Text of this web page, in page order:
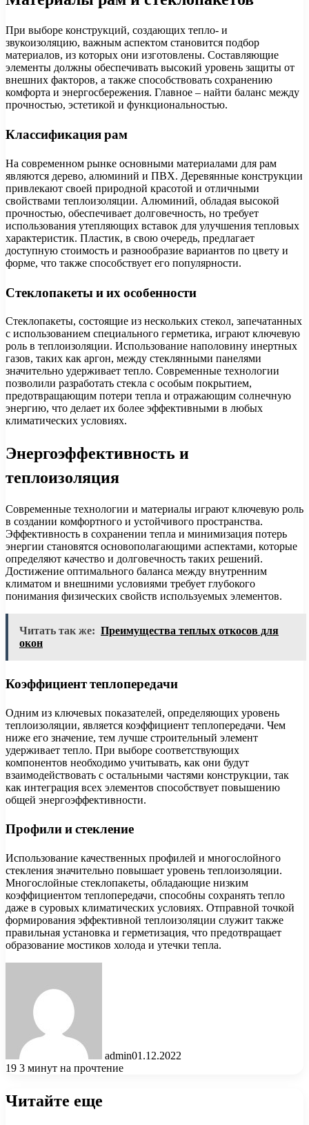
При выборе конструкций, создающих тепло- и
звукоизоляцию, важным аспектом становится подбор
материалов, из которых они изготовлены. Составляющие
элементы должны обеспечивать высокий уровень защиты от
внешних факторов, а также способствовать сохранению
комфорта и энергосбережения. Главное – найти баланс между
прочностью, эстетикой и функциональностью.
Классификация рам
На современном рынке основными материалами для рам
являются дерево, алюминий и ПВХ. Деревянные конструкции
привлекают своей природной красотой и отличными
свойствами теплоизоляции. Алюминий, обладая высокой
прочностью, обеспечивает долговечность, но требует
использования утепляющих вставок для улучшения тепловых
характеристик. Пластик, в свою очередь, предлагает
доступную стоимость и разнообразие вариантов по цвету и
форме, что также способствует его популярности.
Стеклопакеты и их особенности
Стеклопакеты, состоящие из нескольких стекол, запечатанных
с использованием специального герметика, играют ключевую
роль в теплоизоляции. Использование наполовину инертных
газов, таких как аргон, между стеклянными панелями
значительно удерживает тепло. Современные технологии
позволили разработать стекла с особым покрытием,
предотвращающим потери тепла и отражающим солнечную
энергию, что делает их более эффективными в любых
климатических условиях.
Энергоэффективность и
теплоизоляция
Современные технологии и материалы играют ключевую роль
в создании комфортного и устойчивого пространства.
Эффективность в сохранении тепла и минимизация потерь
энергии становятся основополагающими аспектами, которые
определяют качество и долговечность таких решений.
Достижение оптимального баланса между внутренним
климатом и внешними условиями требует глубокого
понимания физических свойств используемых элементов.
Читать так же: Преимущества теплых откосов для
окон
Коэффициент теплопередачи
Одним из ключевых показателей, определяющих уровень
теплоизоляции, является коэффициент теплопередачи. Чем
ниже его значение, тем лучше строительный элемент
удерживает тепло. При выборе соответствующих
компонентов необходимо учитывать, как они будут
взаимодействовать с остальными частями конструкции, так
как интеграция всех элементов способствует повышению
общей энергоэффективности.
Профили и стекление
Использование качественных профилей и многослойного
стекления значительно повышает уровень теплоизоляции.
Многослойные стеклопакеты, обладающие низким
коэффициентом теплопередачи, способны сохранять тепло
даже в суровых климатических условиях. Отправной точкой
формирования эффективной теплоизоляции служит также
правильная установка и герметизация, что предотвращает
образование мостиков холода и утечки тепла.
admin01.12.2022
19 3 минут на прочтение
Читайте еще